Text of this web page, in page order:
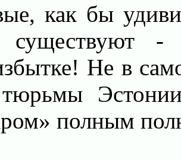
как бы
существуют
Не в
тюрьмы
полным